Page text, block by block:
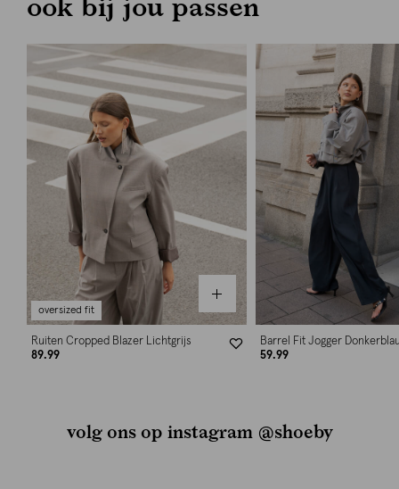
oversized fit
Ruiten Cropped Blazer Lichtgrijs
89.99
Barrel Fit Jogger
59.99
volg ons op instagram @shoeby